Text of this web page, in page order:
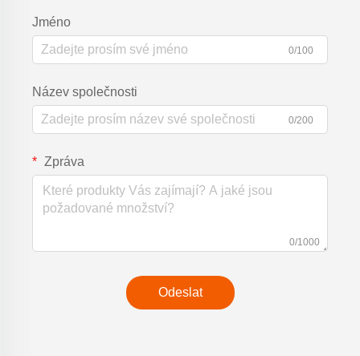
Jméno
0/100
Název společnosti
0/200
Zpráva
0/1000
Odeslat